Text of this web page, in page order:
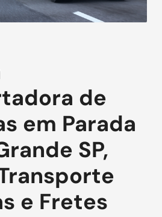
de
em Parada
SP,
e Fretes